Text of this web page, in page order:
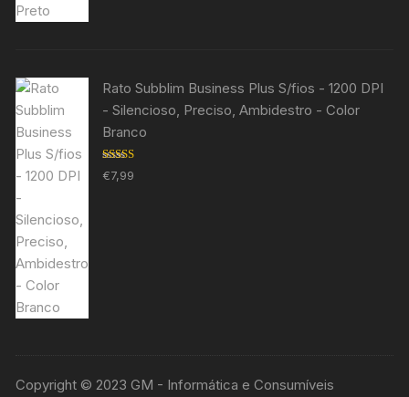
Rato Subblim Business Plus S/fios - 1200 DPI
- Silencioso, Preciso, Ambidestro - Color
Branco
Avaliação
5.00de 5
€7,99
Copyright © 2023 GM - Informática e Consumíveis